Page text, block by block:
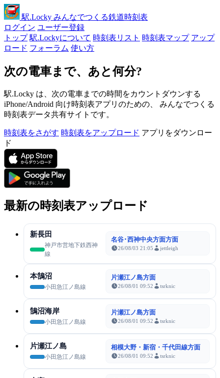
駅.Locky みんなでつくる鉄道時刻表
ログイン ユーザー登録
トップ 駅.Lockyについて 時刻表リスト 時刻表マップ アップ
ロード フォーラム 使い方
次の電車まで、あと何分?
駅.Locky は、次の電車までの時間をカウントダウンする
iPhone/Android 向け時刻表アプリのための、 みんなでつくる
時刻表データ共有サイトです。
時刻表をさがす 時刻表をアップロード アプリをダウンロー
ド
最新の時刻表アップロード
新長田
神戸市営地下鉄西神
線
名谷･西神中央方面方面
26/08/03 21:05 jettleigh
本鵠沼
小田急江ノ島線
片瀬江ノ島方面
26/08/01 09:52 tsrknic
鵠沼海岸
小田急江ノ島線
片瀬江ノ島方面
26/08/01 09:52 tsrknic
片瀬江ノ島
小田急江ノ島線
相模大野・新宿・千代田線方面
26/08/01 09:52 tsrknic